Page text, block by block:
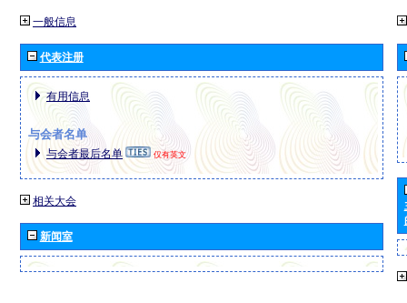
一般信息
代表注册
有用信息
与会者名单
与会者最后名单 仅有英文
相关大会
新闻室